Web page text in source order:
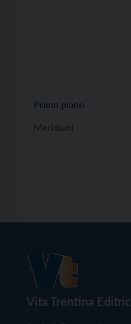
Primo piano
Meridiani
Vita Trentina